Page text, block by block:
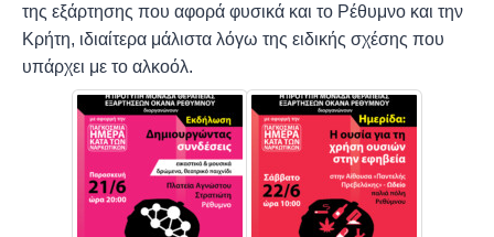
της εξάρτησης που αφορά φυσικά και το Ρέθυμνο και την
Κρήτη, ιδιαίτερα μάλιστα λόγω της ειδικής σχέσης που
υπάρχει με το αλκοόλ.